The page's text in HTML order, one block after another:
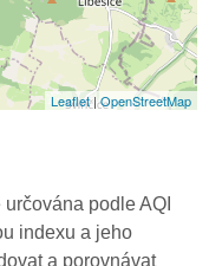
Leaflet|OpenStreetMap
podle AQI
indexu a jeho
a porovnávat